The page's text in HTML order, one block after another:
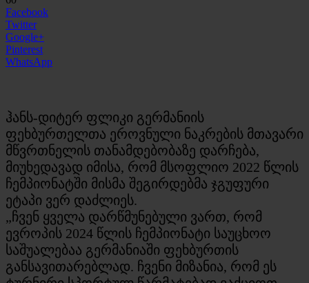
Facebook
Twitter
Google+
Pinterest
WhatsApp
ჰანს-დიტერ ფლიკი გერმანიის
ფეხბურთელთა ეროვნული ნაკრების მთავარი
მწვრთნელის თანამდებობაზე დარჩება,
მიუხედავად იმისა, რომ მსოფლიო 2022 წლის
ჩემპიონატში მისმა შეგირდებმა ჯგუფური
ეტაპი ვერ დაძლიეს.
„ჩვენ ყველა დარწმუნებული ვართ, რომ
ევროპის 2024 წლის ჩემპიონატი საუცხოო
საშუალებაა გერმანიაში ფეხბურთის
განსავითარებლად. ჩვენი მიზანია, რომ ეს